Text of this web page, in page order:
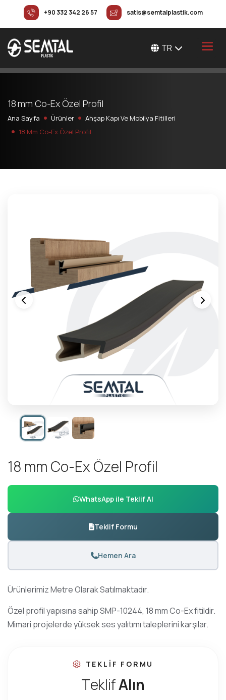
+90 332 342 26 57 satis@semtalplastik.com
TR
18mm Co-ExÖzel Profil
Ana Sayfa Ürünler
Ahşap Kapı Ve Mobilya Fitilleri
18 Mm Co-Ex Özel Profil
18 mm Co-Ex Özel Profil
WhatsApp ile Teklif Al
Teklif Formu
Hemen Ara
Ürünlerimiz Metre Olarak Satılmaktadır.
Özel profil yapısına sahip SMP-10244, 18 mm Co-Ex fitildir.
Mimari projelerde yüksek ses yalıtımı taleplerini karşılar.
TEKLIF FORMU
TeklifAlın